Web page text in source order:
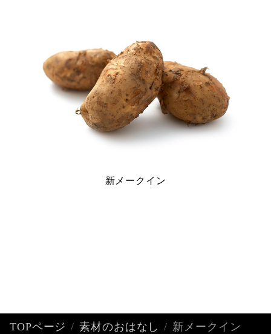
新メークイン
TOPページ 素材のおはなし 新メークイン